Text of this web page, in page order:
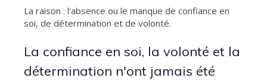
La raison : l'absence ou le manque de confiance en
soi, de détermination et de volonté.
La confiance en soi, la volonté et la
détermination n'ont jamais été